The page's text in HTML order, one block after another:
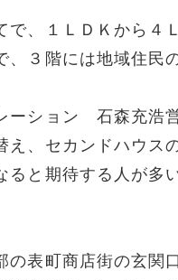
で、１ＬＤＫから４
、３階には地域住民
ーション 石森充浩
え、セカンドハウス
と期待する人が多い
の表町商店街の玄関